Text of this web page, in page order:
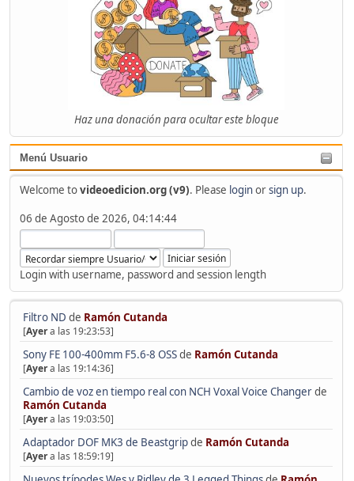
Haz una donación para ocultar este bloque
Menú Usuario
Welcome tovideoedicion.org (v9). Please loginorsign up.
06 de Agosto de 2026, 04:14:44
Login with username, password and session length
Filtro ND de Ramón Cutanda
[Ayera las 19:23:53]
Sony FE 100-400mm F5.6-8 OSSde Ramón Cutanda
[Ayera las 19:14:36]
Cambio de voz en tiempo real con NCH Voxal Voice Changerde
Ramón Cutanda
[Ayera las 19:03:50]
Adaptador DOF MK3 de Beastgripde Ramón Cutanda
[Ayera las 18:59:19]